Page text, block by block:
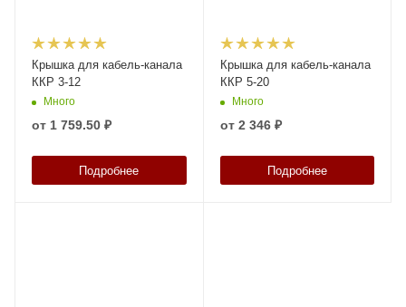
Крышка для кабель-канала
ККР 3-12
Много
от 1 759.50 ₽
Подробнее
Крышка для кабель-канала
ККР 5-20
Много
от 2 346 ₽
Подробнее